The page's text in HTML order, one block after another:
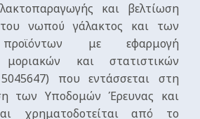
και βελτίωση
νωπού γάλακτος και των
προϊόντων με εφαρμογή
και στατιστικών
που εντάσσεται στη
των Υποδομών Έρευνας και
χρηματοδοτείται από το